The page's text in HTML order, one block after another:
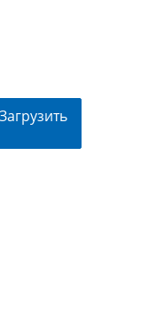
Загрузить